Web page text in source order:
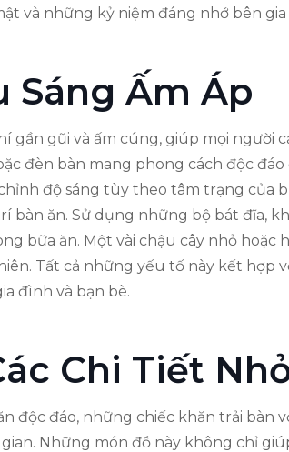
và những kỷ niệm đáng nhớ bên gia
Sáng Ấm Áp
gần gũi và ấm cúng, giúp mọi người
đèn bàn mang phong cách độc
độ sáng tùy theo tâm trạng của
bàn ăn. Sử dụng những bộ bát đĩa,
bữa ăn. Một vài chậu cây nhỏ
Tất cả những yếu tố này kết hợp
đình và bạn bè.
Chi Tiết
độc đáo, những chiếc khăn trải bàn
Những món đồ này không chỉ